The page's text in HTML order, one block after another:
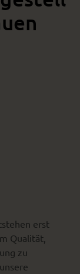
erst
Qualität,
zu